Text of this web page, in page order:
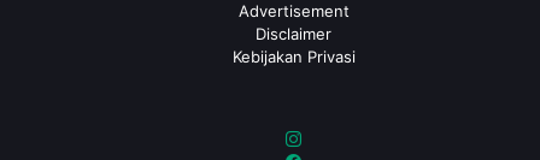
Advertisement
Disclaimer
Kebijakan Privasi